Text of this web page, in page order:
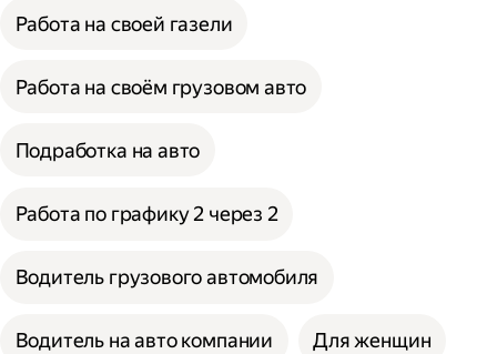
Работа на своей газели
Работа на своём грузовом авто
Подработка на авто
Работа по графику 2 через 2
Водитель грузового автомобиля
Водитель на авто компании Для женщин